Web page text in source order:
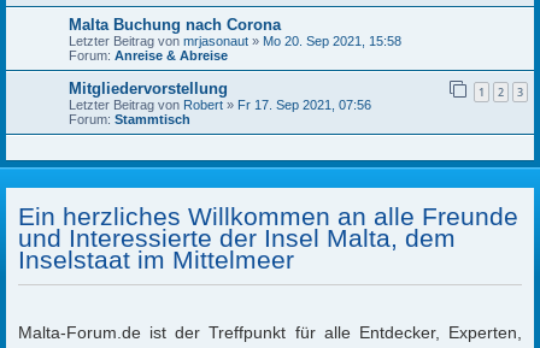
Malta Buchung nach Corona
Letzter Beitrag von mrjasonaut » Mo 20. Sep 2021, 15:58
Forum: Anreise & Abreise
Mitgliedervorstellung 1 2 3
Letzter Beitrag von Robert » Fr 17. Sep 2021, 07:56
Forum: Stammtisch
Ein herzliches Willkommen an alle Freunde
und Interessierte der Insel Malta, dem
Inselstaat im Mittelmeer
Malta-Forum.de ist der Treffpunkt für alle Entdecker, Experten,